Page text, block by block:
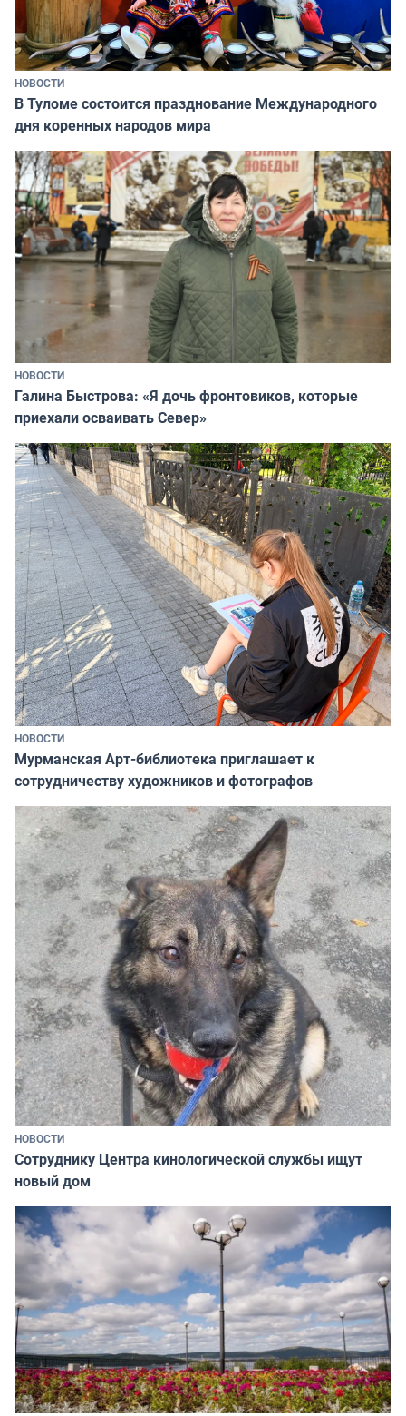
НОВОСТИ
В Туломе состоится празднование Международного
дня коренных народов мира
НОВОСТИ
Галина Быстрова: «Я дочь фронтовиков, которые
приехали осваивать Север»
НОВОСТИ
Мурманская Арт-библиотека приглашает к
сотрудничеству художников и фотографов
НОВОСТИ
Сотруднику Центра кинологической службы ищут
новый дом